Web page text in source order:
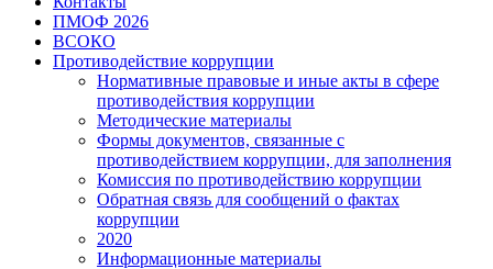
ПМОФ 2026
ВСОКО
Противодействие коррупции
Нормативные правовые и иные акты в сфере
противодействия коррупции
Методические материалы
Формы документов, связанные с
противодействием коррупции, для заполнения
Комиссия по противодействию коррупции
Обратная связь для сообщений о фактах
коррупции
2020
Информационные материалы